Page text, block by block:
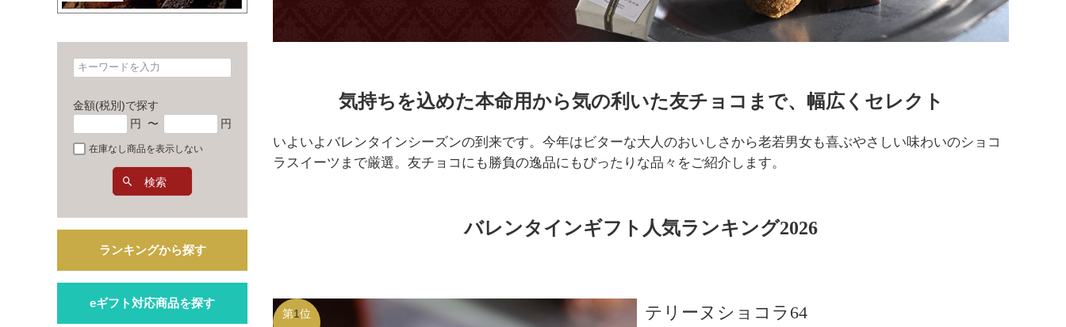
金額(税別)で探す
円
〜 円
在庫なし商品を表示しない
検索
ランキングから探す
eギフト対応商品を探す
気持ちを込めた本命用から気の利いた友チョコまで、幅広くセレクト
いよいよバレンタインシーズンの到来です。今年はビターな大人のおいしさから老若男女も喜ぶやさしい味わいのショコ
ラスイーツまで厳選。友チョコにも勝負の逸品にもぴったりな品々をご紹介します。
バレンタインギフト人気ランキング2026
第1位 テリーヌショコラ64